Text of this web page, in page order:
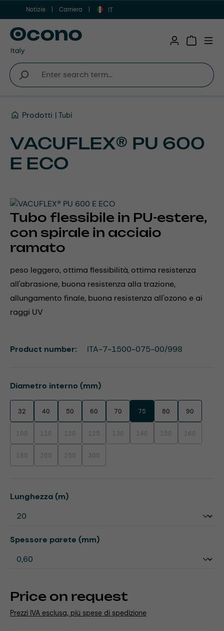
Vai al contenuto principale
Notizie Carriera IT
Prodotti Tubi
VACUFLEX® PU 600
E ECO
Tubo flessibile in PU-estere,
con spirale in acciaio
ramato
peso leggero, ottima flessibilità, ottima resistenza
all'abrasione, buona resistenza alla trazione,
allungamento finale, buona resistenza all'ozono e ai
raggi UV
Price on request
Prezzi IVA esclusa, più spese di spedizione
Select
Diametro interno (mm)
32 40 50 60 70 75 80 90
100(This option is currently unavailable.)
110(This option is currently unavailable.)
120(This option is currently unavailable.)
125(This option is currently unavailable.)
130(This option is currently unavailable.)
140(This option is currently
150(This option is
160(This option
180(This option is currently unavailable.)
200(This option is currently unavailable.)
250(This option is currently unavailable.)
300(This option is currently unavailable.)
Select
Lunghezza (m)
Select
Spessore parete (mm)
Product number: ITA-7-1500-075-00/998